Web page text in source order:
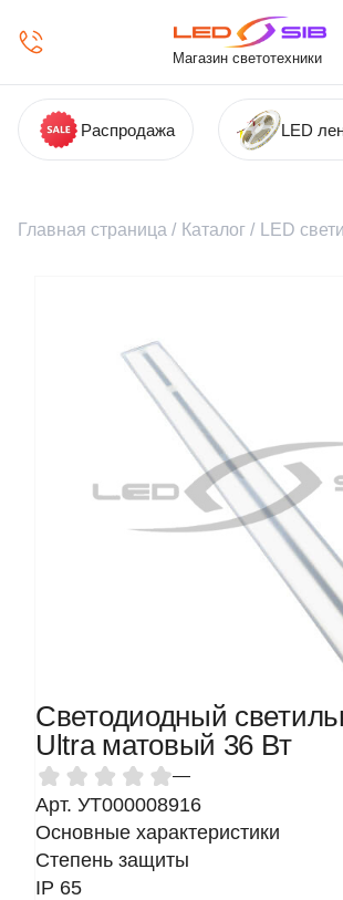
Магазин светотехники
Распродажа LED
Главная страница / Каталог / LED
Светодиодный
Ultra матовый 36 Вт
—
Арт. УТ000008916
Основные характеристики
Степень защиты
IP 65